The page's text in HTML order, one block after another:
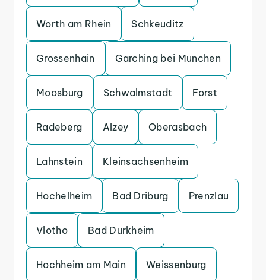
Worth am Rhein Schkeuditz
Grossenhain Garching bei Munchen
Moosburg Schwalmstadt Forst
Radeberg Alzey Oberasbach
Lahnstein Kleinsachsenheim
Hochelheim Bad Driburg Prenzlau
Vlotho Bad Durkheim
Hochheim am Main Weissenburg